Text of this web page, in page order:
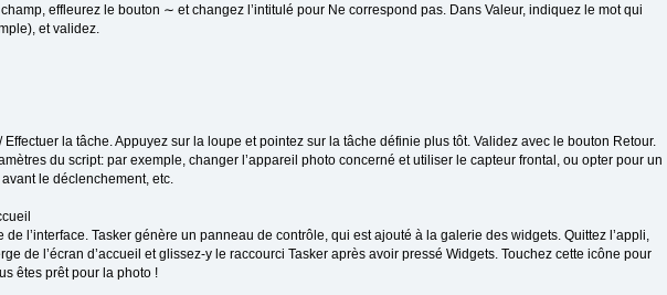
effleurez le bouton ∼ et changez l’intitulé pour Ne correspond pas. Dans Valeur, indiquez le mot qui
et validez.
la tâche. Appuyez sur la loupe et pointez sur la tâche définie plus tôt. Validez avec le bouton Retour.
du script: par exemple, changer l’appareil photo concerné et utiliser le capteur frontal, ou opter pour un
le déclenchement, etc.
l’interface. Tasker génère un panneau de contrôle, qui est ajouté à la galerie des widgets. Quittez l’appli,
de l’écran d’accueil et glissez-y le raccourci Tasker après avoir pressé Widgets. Touchez cette icône pour
êtes prêt pour la photo !